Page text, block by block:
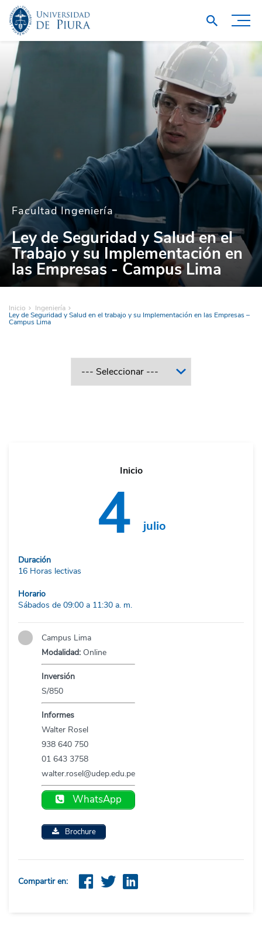
Facultad Ingeniería
Ley de Seguridad y Salud en el
Trabajo y su Implementación en
las Empresas - Campus Lima
Inicio Ingeniería
Ley de Seguridad y Salud en el trabajo y su Implementación en las Empresas –
Campus Lima
Inicio
4 julio
Duración
16 Horas lectivas
Horario
Sábados de 09:00 a 11:30 a. m.
Campus Lima
Modalidad: Online
Inversión
S/850
Informes
Walter Rosel
938 640 750
01 643 3758
walter.rosel@udep.edu.pe
WhatsApp
Brochure
Compartir en: